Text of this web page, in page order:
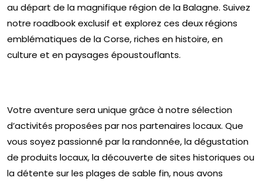
au départ de la magnifique région de la Balagne. Suivez
notre roadbook exclusif et explorez ces deux régions
emblématiques de la Corse, riches en histoire, en
culture et en paysages époustouflants.
Votre aventure sera unique grâce à notre sélection
d’activités proposées par nos partenaires locaux. Que
vous soyez passionné par la randonnée, la dégustation
de produits locaux, la découverte de sites historiques ou
la détente sur les plages de sable fin, nous avons